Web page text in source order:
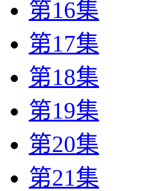
第16集
第17集
第18集
第19集
第20集
第21集